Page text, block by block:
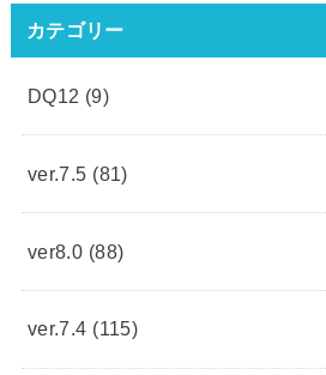
カテゴリー
DQ12 (9)
ver.7.5 (81)
ver8.0 (88)
ver.7.4 (115)